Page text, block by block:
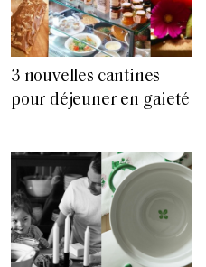
3 nouvelles cantines
pour déjeuner en gaieté